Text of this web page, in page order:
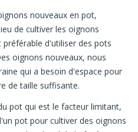
nouveaux en pot,
de cultiver les oignons
d'utiliser des pots
oignons nouveaux, nous
qui a besoin d'espace pour
de taille suffisante.
pot qui est le facteur limitant,
pot pour cultiver des oignons